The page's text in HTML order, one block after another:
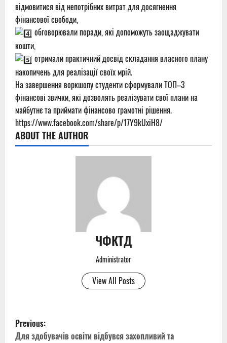
відмовитися від непотрібних витрат для досягнення
фінансової свободи,
обговорювали поради, які допоможуть заощаджувати
кошти,
отримали практичний досвід складання власного плану
накопичень для реалізації своїх мрій.
На завершення воркшопу студенти сформували ТОП–3
фінансові звички, які дозволять реалізувати свої плани на
майбутнє та приймати фінансово грамотні рішення.
https://www.facebook.com/share/p/17Y9kUxiH8/
ABOUT THE AUTHOR
ЧФКТД
Administrator
View All Posts
P
Previous:
Для здобувачів освіти відбувся захопливий та